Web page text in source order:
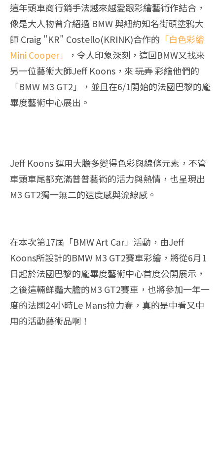
這年頭車商行銷手法越來越愛跟彩繪藝術作結合，
像是大人物曾介紹過 BMW 與紐約知名街頭塗鴉大
師 Craig "KR" Costello(KRINK)合作的 「白色彩繪
Mini Cooper」
，令人印象深刻，這回BMW又找來
另一位藝術大師Jeff Koons，來玩弄彩繪他們的
「BMW M3 GT2」，並且在6/1開始的法國巴黎的龐
畢度藝術中心展出。
Jeff Koons 運用大膽多變得色彩與線條元素，不管
車頭車尾都充滿普普藝術的活力與熱情，也呈現出
M3 GT2獨一無二的速度感與流線感。
在本次第17屆「BMW Art Car」活動，由Jeff
Koons所設計的BMW M3 GT2賽車彩繪，將從6月1
日起於法國巴黎的龐畢度藝術中心首度公開展示，
之後這輛鮮豔大膽的M3 GT2賽車，也將參加一年一
度的法國24小時Le Mans拉力賽，真的是中看又中
用的活動藝術品啊！